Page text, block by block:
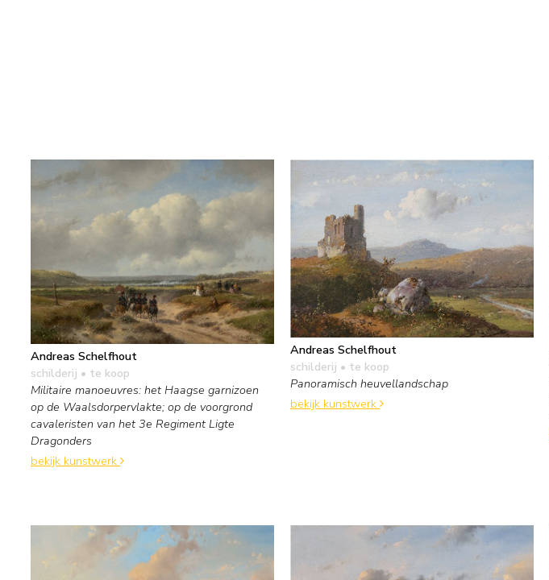
Andreas Schelfhout
schilderij • te koop
Militaire manoeuvres: het Haagse garnizoen
op de Waalsdorpervlakte; op de voorgrond
cavaleristen van het 3e Regiment Ligte
Dragonders
bekijk kunstwerk
Andreas Schelfhout
schilderij • te koop
Panoramisch heuvellandschap
bekijk kunstwerk